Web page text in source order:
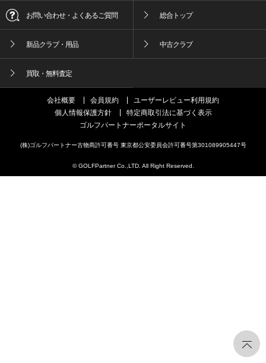
お問い合わせ・よくあるご質問 総合トップ
新品クラブ・用品 中古クラブ
買取・無料査定
会社概要 会員規約
ユーザーレビュー利用規約
個人情報保護方針
特定商取引法に基づく表示
ゴルフパートナーポータルサイト
(株)ゴルフパートナー古物商許可番号 東京都公安委員会許可番号第301089905447号
© GOLFPartner Co.,LTD. All Right Reserved.